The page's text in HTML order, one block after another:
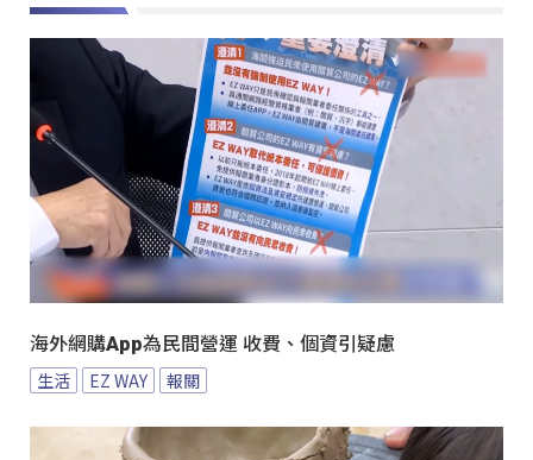
海外網購App為民間營運 收費、個資引疑慮
生活 EZ WAY 報關